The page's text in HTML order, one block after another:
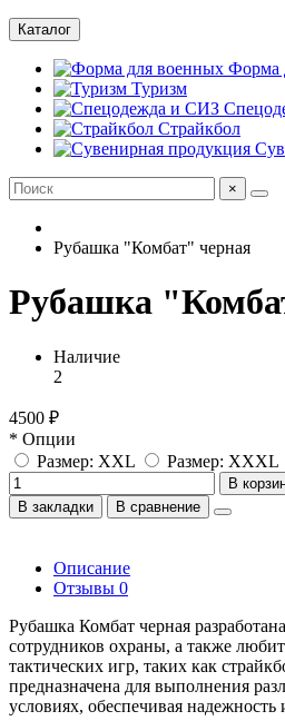
Каталог
Форма
Туризм
Страйкбол
×
Рубашка "Комбат" черная
Рубашка
Наличие
2
4500 ₽
* Опции
Размер: XXL
Размер: XXXL
В
В закладки
В сравнение
Описание
Отзывы 0
Рубашка Комбат черная
сотрудников охраны, а также
тактических игр, таких как
предназначена для выполнения
условиях, обеспечивая надежность